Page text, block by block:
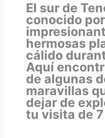
El sur de
conocido
hermosas
cálido
Aquí
de algunas
maravillas
dejar de
tu visita de